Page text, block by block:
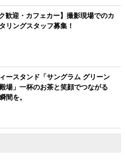
歓迎・カフェカー】撮影現場でのカ
リングスタッフ募集！
ースタンド「サングラム グリーン
場」一杯のお茶と笑顔でつながる
間を。